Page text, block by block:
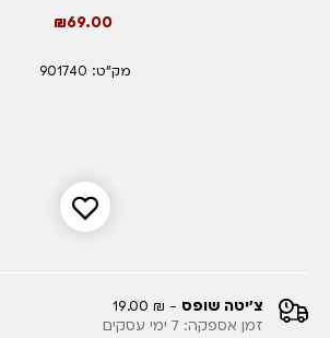
69.00
₪
מק"ט: 901740
צ'יטה שופס - ₪ 19.00
זמן אספקה: 7 ימי עסקים